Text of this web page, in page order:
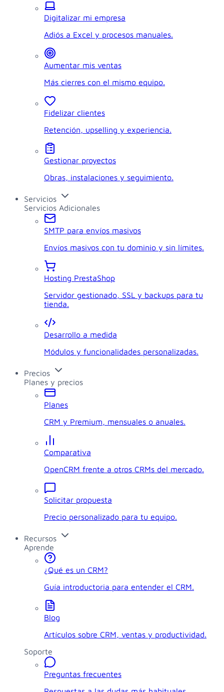
Digitalizar mi empresa
Adiós a Excel y procesos manuales.
Aumentar mis ventas
Más cierres con el mismo equipo.
Fidelizar clientes
Retención, upselling y experiencia.
Gestionar proyectos
Obras, instalaciones y seguimiento.
Servicios
Servicios Adicionales
SMTP para envíos masivos
Envíos masivos con tu dominio y sin límites.
Hosting PrestaShop
Servidor gestionado, SSL y backups para tu
tienda.
Desarrollo a medida
Módulos y funcionalidades personalizadas.
Precios
Planes y precios
Planes
CRM y Premium, mensuales o anuales.
Comparativa
OpenCRM frente a otros CRMs del mercado.
Solicitar propuesta
Precio personalizado para tu equipo.
Recursos
Aprende
¿Qué es un CRM?
Guía introductoria para entender el CRM.
Blog
Artículos sobre CRM, ventas y productividad.
Soporte
Preguntas frecuentes